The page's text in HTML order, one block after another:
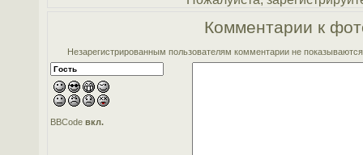
Комментарии к
Незарегистрированным пользователям комментарии не
BBCodeвкл.